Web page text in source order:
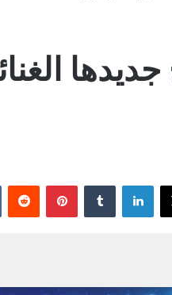
‫X لينكدإن ‏Tumblr بينتيريست ‏Reddit